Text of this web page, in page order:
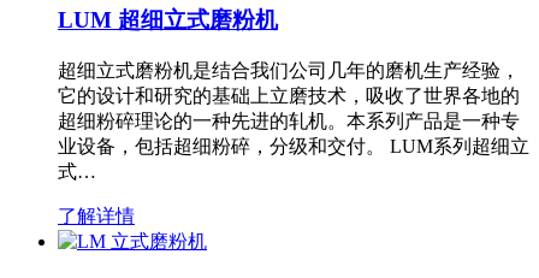
LUM 超细立式磨粉机
超细立式磨粉机是结合我们公司几年的磨机生产经验，
它的设计和研究的基础上立磨技术，吸收了世界各地的
超细粉碎理论的一种先进的轧机。本系列产品是一种专
业设备，包括超细粉碎，分级和交付。 LUM系列超细立
式…
了解详情